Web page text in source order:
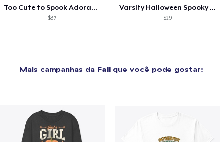
Too Cute to Spook Adorable Halloween Tee
$37
Varsity Halloween Spooky Season Letter
$29
Mais campanhas da Fallque você pode gostar: